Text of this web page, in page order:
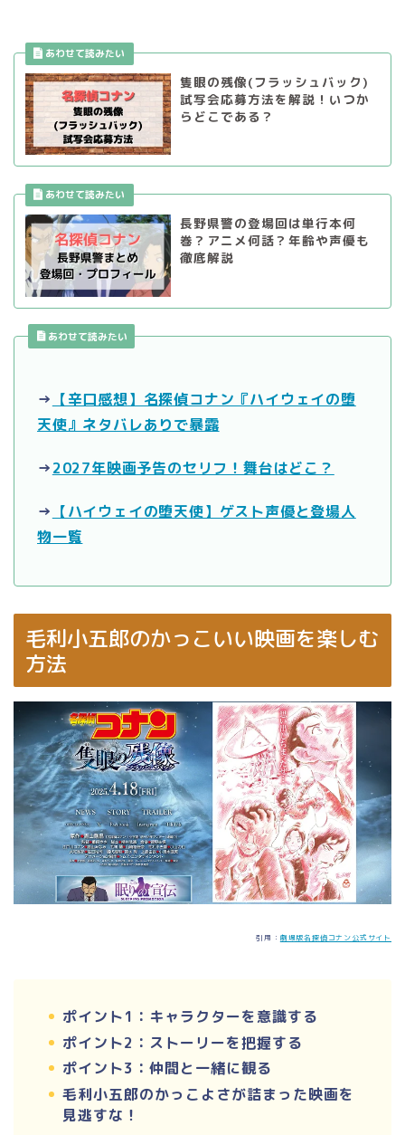
隻眼の残像(フラッシュバック)
試写会応募方法を解説！いつか
らどこである？
長野県警の登場回は単行本何
巻？アニメ何話？年齢や声優も
徹底解説
あわせて読みたい
→ 【辛口感想】名探偵コナン『ハイウェイの堕
天使』ネタバレありで暴露
→2027年映画予告のセリフ！舞台はどこ？
→ 【ハイウェイの堕天使】ゲスト声優と登場人
物一覧
毛利小五郎のかっこいい映画を楽しむ
方法
引用： 劇場版名探偵コナン公式サイト
ポイント1：キャラクターを意識する
ポイント2：ストーリーを把握する
ポイント3：仲間と一緒に観る
毛利小五郎のかっこよさが詰まった映画を
見逃すな！